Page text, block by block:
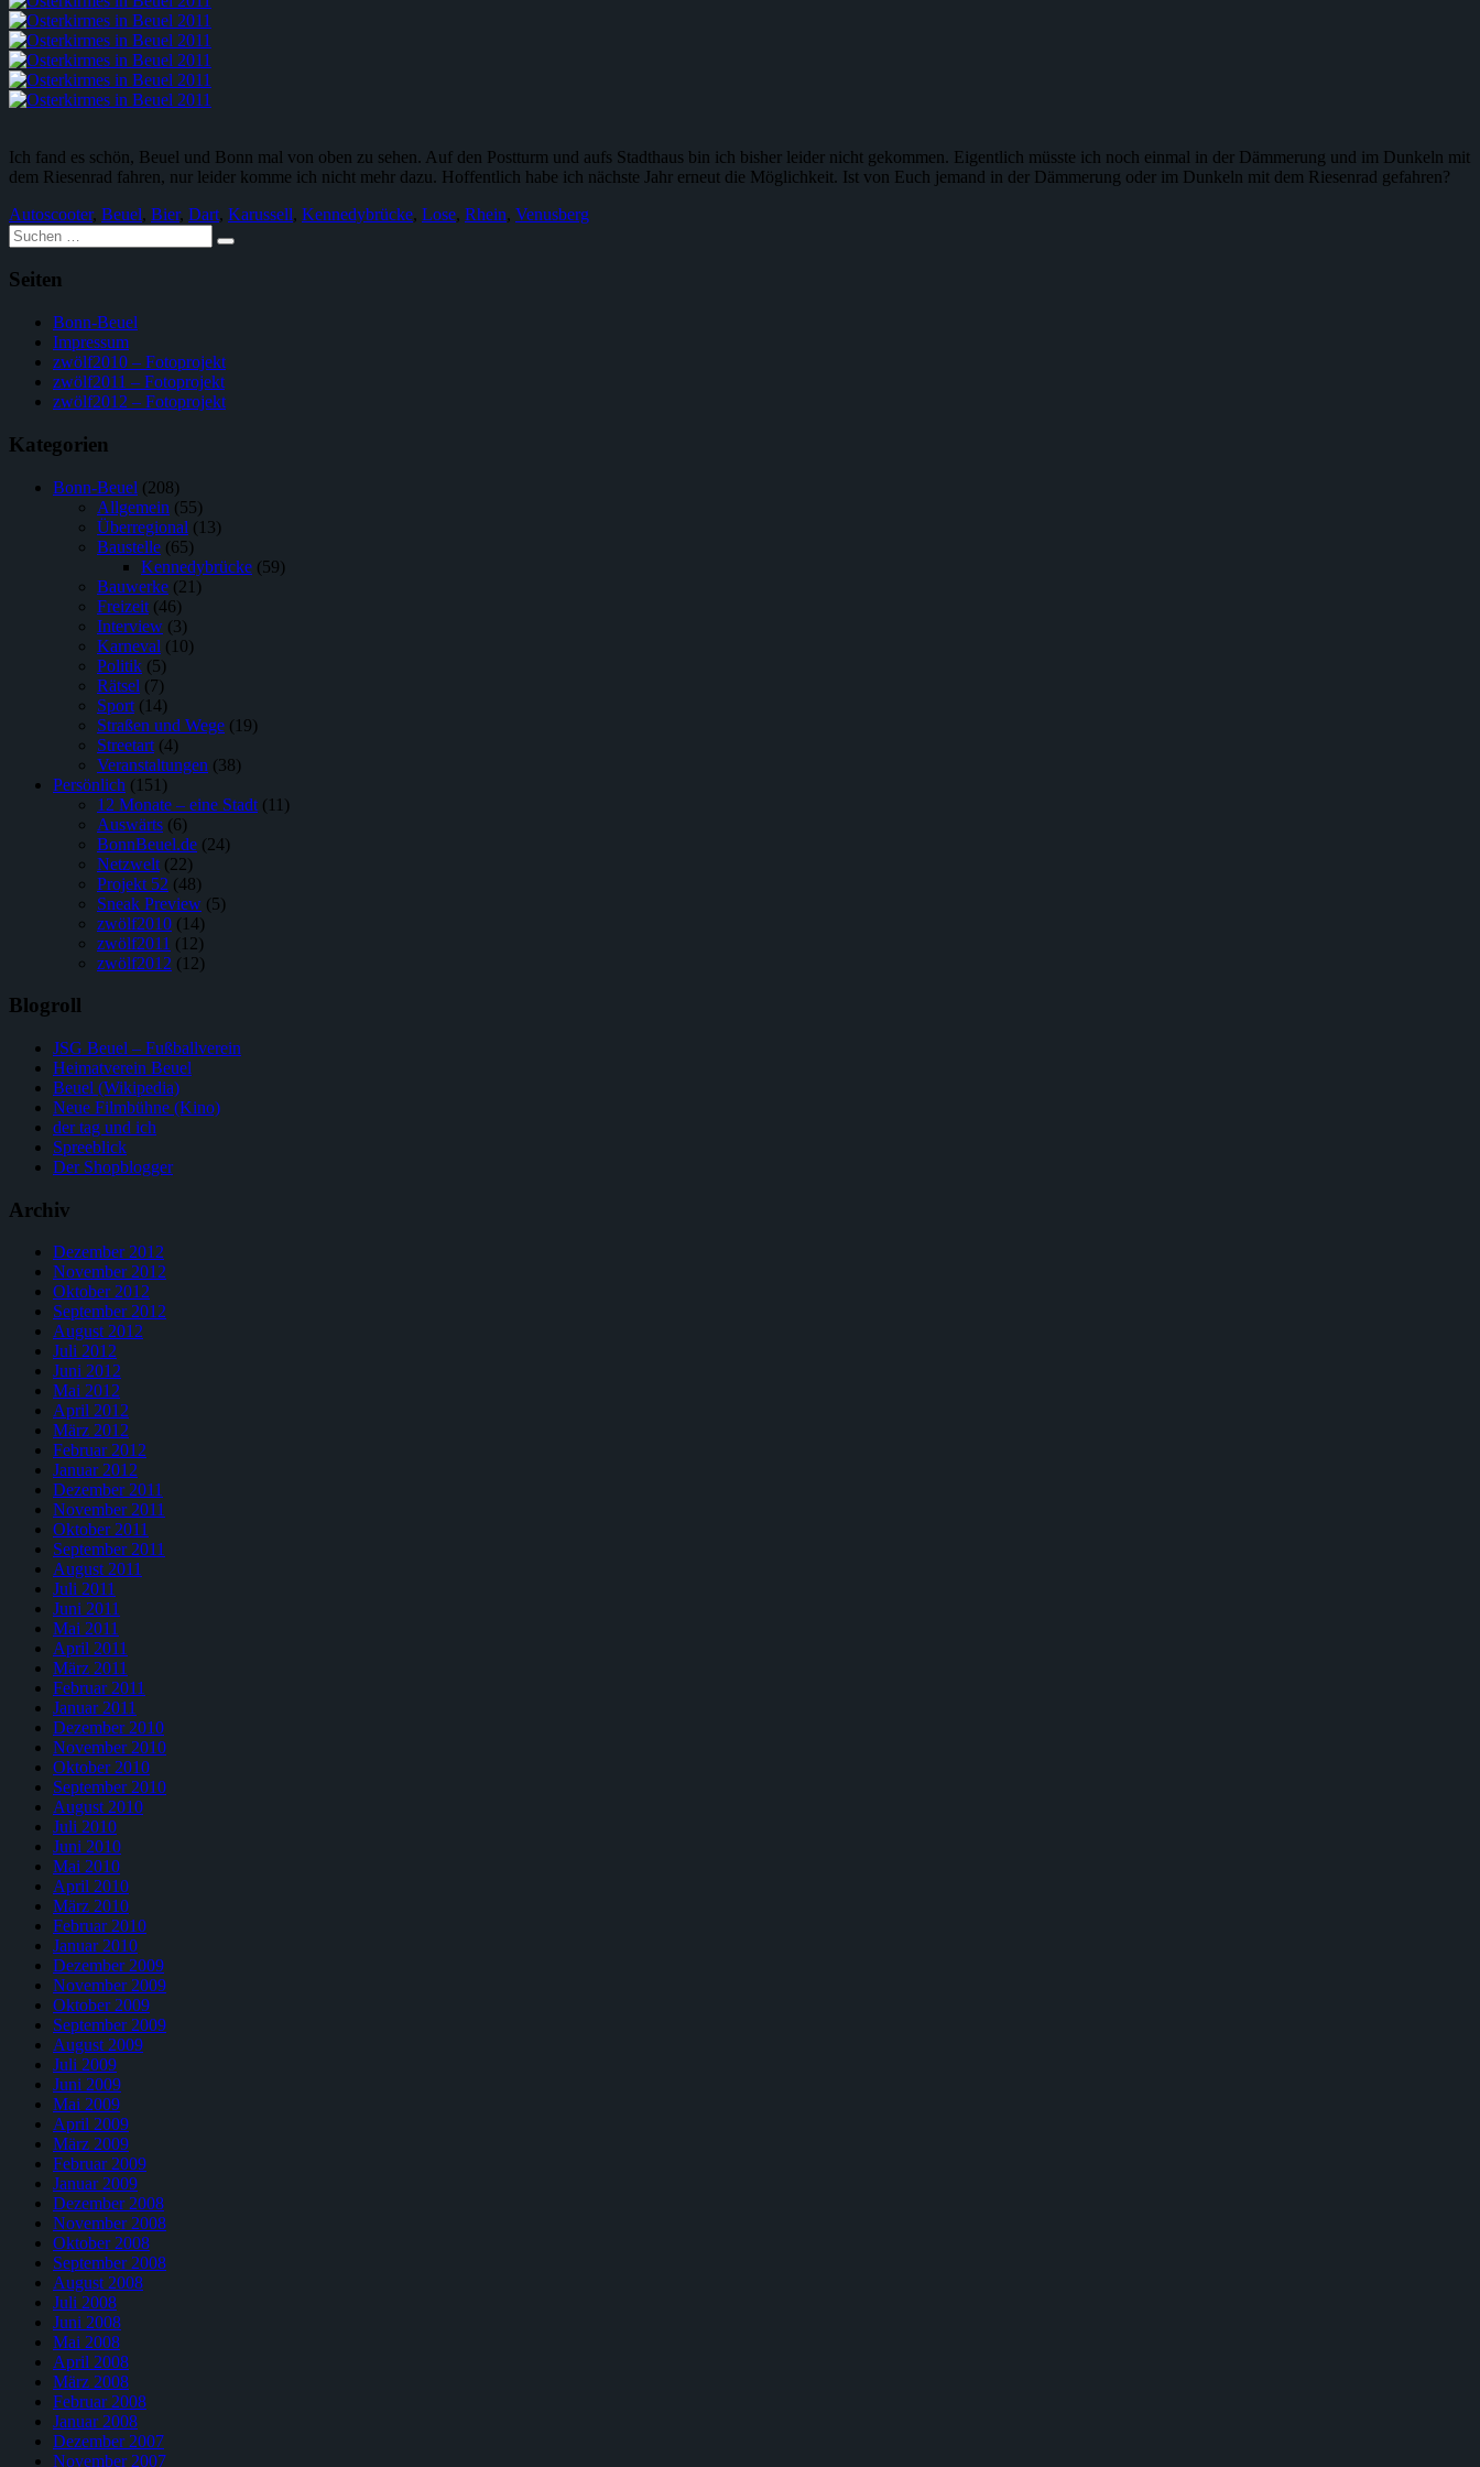
Ich fand es schön, Beuel und Bonn mal von oben zu sehen. Auf den Postturm und aufs Stadthaus bin ich bisher leider nicht gekommen. Eigentlich müsste ich noch einmal in der Dämmerung und im Dunkeln mit
dem Riesenrad fahren, nur leider komme ich nicht mehr dazu. Hoffentlich habe ich nächste Jahr erneut die Möglichkeit. Ist von Euch jemand in der Dämmerung oder im Dunkeln mit dem Riesenrad gefahren?
Autoscooter, Beuel, Bier, Dart, Karussell, Kennedybrücke, Lose, Rhein, Venusberg
Suche
nach:
Seiten
Bonn-Beuel
Impressum
zwölf2010 – Fotoprojekt
zwölf2011 – Fotoprojekt
zwölf2012 – Fotoprojekt
Kategorien
Bonn-Beuel (208)
Allgemein (55)
Überregional (13)
Baustelle (65)
Kennedybrücke (59)
Bauwerke (21)
Freizeit (46)
Interview (3)
Karneval (10)
Politik (5)
Rätsel (7)
Sport (14)
Straßen und Wege (19)
Streetart (4)
Veranstaltungen (38)
Persönlich (151)
12 Monate – eine Stadt (11)
Auswärts (6)
BonnBeuel.de (24)
Netzwelt (22)
Projekt 52 (48)
Sneak Preview (5)
zwölf2010 (14)
zwölf2011 (12)
zwölf2012 (12)
Blogroll
JSG Beuel – Fußballverein
Heimatverein Beuel
Beuel (Wikipedia)
Neue Filmbühne (Kino)
der tag und ich
Spreeblick
Der Shopblogger
Archiv
Dezember 2012
November 2012
Oktober 2012
September 2012
August 2012
Juli 2012
Juni 2012
Mai 2012
April 2012
März 2012
Februar 2012
Januar 2012
Dezember 2011
November 2011
Oktober 2011
September 2011
August 2011
Juli 2011
Juni 2011
Mai 2011
April 2011
März 2011
Februar 2011
Januar 2011
Dezember 2010
November 2010
Oktober 2010
September 2010
August 2010
Juli 2010
Juni 2010
Mai 2010
April 2010
März 2010
Februar 2010
Januar 2010
Dezember 2009
November 2009
Oktober 2009
September 2009
August 2009
Juli 2009
Juni 2009
Mai 2009
April 2009
März 2009
Februar 2009
Januar 2009
Dezember 2008
November 2008
Oktober 2008
September 2008
August 2008
Juli 2008
Juni 2008
Mai 2008
April 2008
März 2008
Februar 2008
Januar 2008
Dezember 2007
November 2007